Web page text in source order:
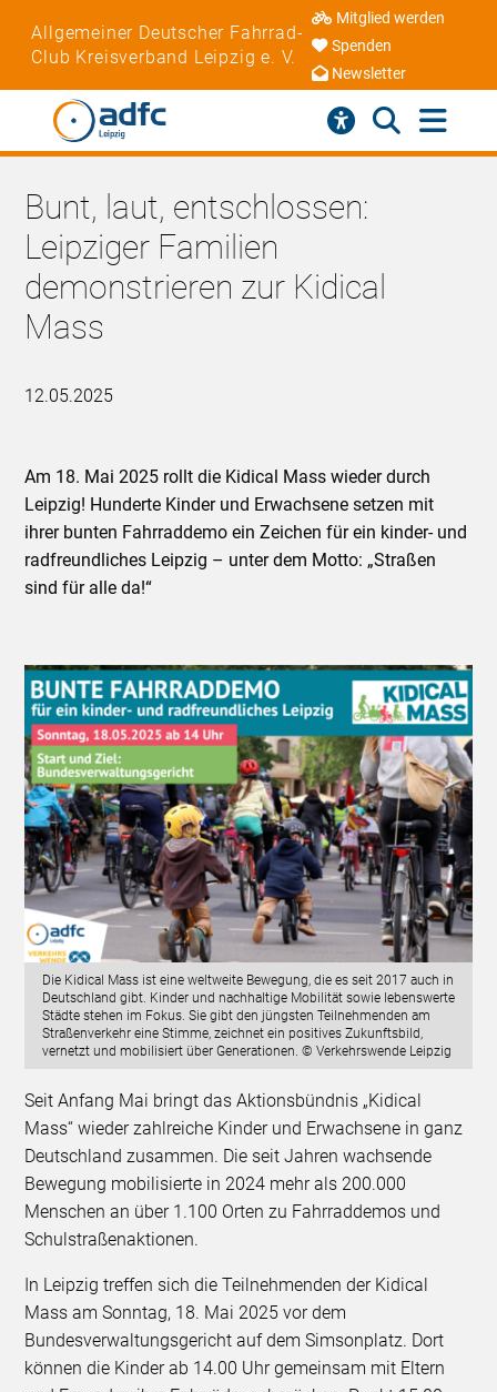
Allgemeiner Deutscher Fahrrad-
Club Kreisverband Leipzig e. V.
Mitglied werden
Spenden
Newsletter
Bunt, laut, entschlossen:
Leipziger Familien
demonstrieren zur Kidical
Mass
12.05.2025
Am 18. Mai 2025 rollt die Kidical Mass wieder durch
Leipzig! Hunderte Kinder und Erwachsene setzen mit
ihrer bunten Fahrraddemo ein Zeichen für ein kinder- und
radfreundliches Leipzig – unter dem Motto: „Straßen
sind für alle da!“
Die Kidical Mass ist eine weltweite Bewegung, die es seit 2017 auch in
Deutschland gibt. Kinder und nachhaltige Mobilität sowie lebenswerte
Städte stehen im Fokus. Sie gibt den jüngsten Teilnehmenden am
Straßenverkehr eine Stimme, zeichnet ein positives Zukunftsbild,
vernetzt und mobilisiert über Generationen. © Verkehrswende Leipzig
Seit Anfang Mai bringt das Aktionsbündnis „Kidical
Mass“ wieder zahlreiche Kinder und Erwachsene in ganz
Deutschland zusammen. Die seit Jahren wachsende
Bewegung mobilisierte in 2024 mehr als 200.000
Menschen an über 1.100 Orten zu Fahrraddemos und
Schulstraßenaktionen.
In Leipzig treffen sich die Teilnehmenden der Kidical
Mass am Sonntag, 18. Mai 2025 vor dem
Bundesverwaltungsgericht auf dem Simsonplatz. Dort
können die Kinder ab 14.00 Uhr gemeinsam mit Eltern